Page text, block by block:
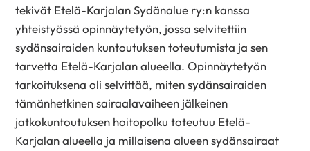
tekivät Etelä-Karjalan Sydänalue ry:n kanssa
yhteistyössä opinnäytetyön, jossa selvitettiin
sydänsairaiden kuntoutuksen toteutumista ja sen
tarvetta Etelä-Karjalan alueella. Opinnäytetyön
tarkoituksena oli selvittää, miten sydänsairaiden
tämänhetkinen sairaalavaiheen jälkeinen
jatkokuntoutuksen hoitopolku toteutuu Etelä-
Karjalan alueella ja millaisena alueen sydänsairaat